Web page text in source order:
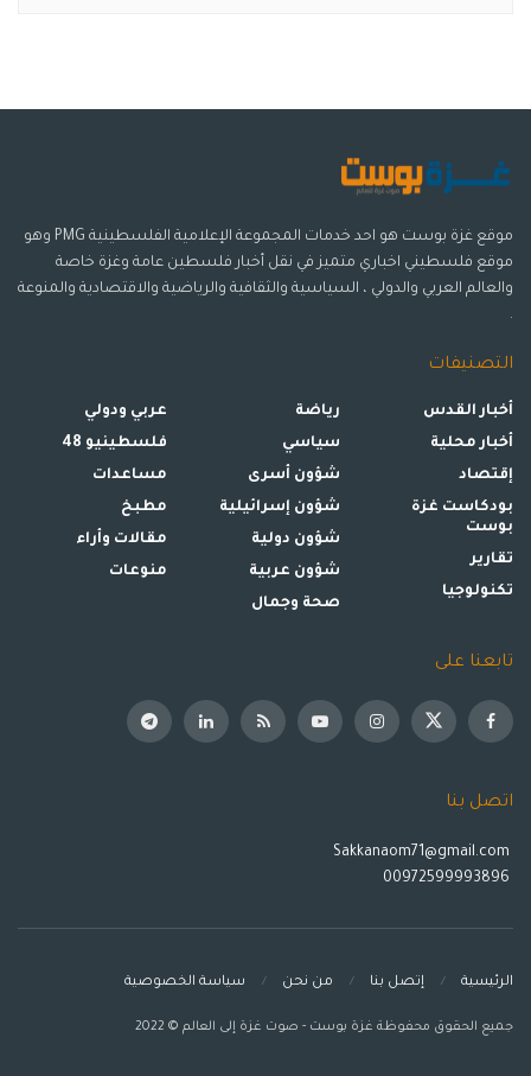
موقع غزة بوست هو احد خدمات المجموعة الإعلامية الفلسطينية PMG وهو
موقع فلسطيني اخباري متميز في نقل أخبار فلسطين عامة وغزة خاصة
والعالم العربي والدولي ، السياسية والثقافية والرياضية والاقتصادية والمنوعة
.
التصنيفات
أخبار القدس
أخبار محلية
إقتصاد
بودكاست غزة
بوست
تقارير
تكنولوجيا
رياضة
سياسي
شؤون أسرى
شؤون إسرائيلية
شؤون دولية
شؤون عربية
صحة وجمال
عربي ودولي
فلسطينيو 48
مساعدات
مطبخ
مقالات وأراء
منوعات
تابعنا على
اتصل بنا
Sakkanaom71@gmail.com
الرئيسية إتصل بنا من نحن سياسة الخصوصية
جميع الحقوق محفوظة غزة بوست - صوت غزة إلى العالم © 2022